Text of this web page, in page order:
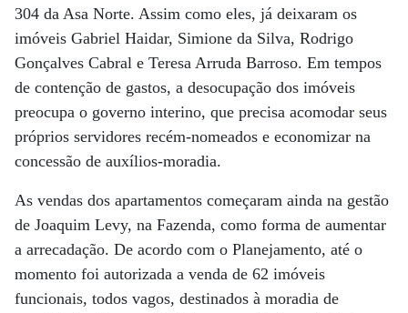
304 da Asa Norte. Assim como eles, já deixaram os
imóveis Gabriel Haidar, Simione da Silva, Rodrigo
Gonçalves Cabral e Teresa Arruda Barroso. Em tempos
de contenção de gastos, a desocupação dos imóveis
preocupa o governo interino, que precisa acomodar seus
próprios servidores recém-nomeados e economizar na
concessão de auxílios-moradia.
As vendas dos apartamentos começaram ainda na gestão
de Joaquim Levy, na Fazenda, como forma de aumentar
a arrecadação. De acordo com o Planejamento, até o
momento foi autorizada a venda de 62 imóveis
funcionais, todos vagos, destinados à moradia de